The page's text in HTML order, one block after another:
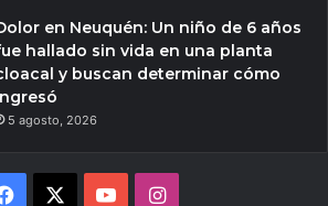
en Neuquén: Un niño de 6 años
hallado sin vida en una planta
y buscan determinar cómo
5 agosto, 2026
Facebook YouTubeInstagram